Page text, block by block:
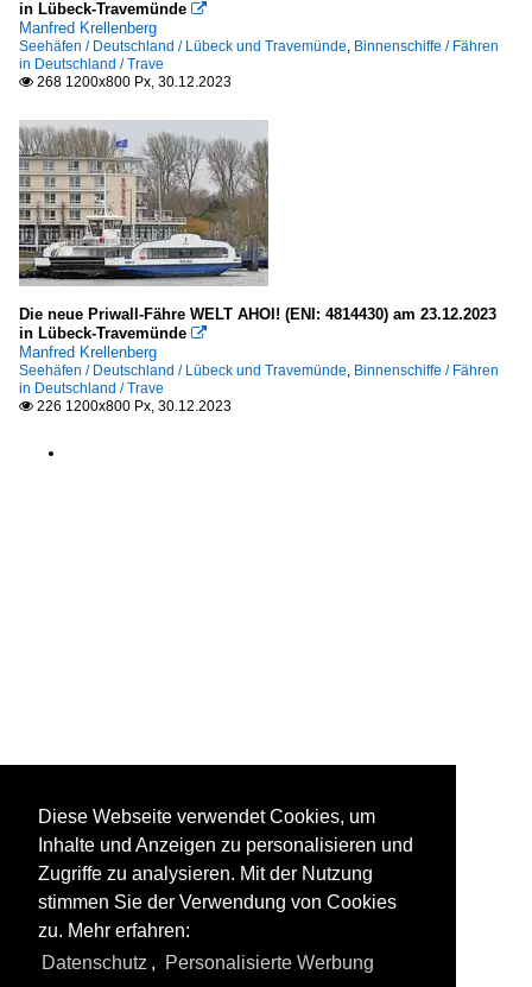
in Lübeck-Travemünde 
Manfred Krellenberg
Seehäfen / Deutschland / Lübeck und Travemünde Binnenschiffe / Fähren
in Deutschland / Trave
 268 1200x800 Px, 30.12.2023
Die neue Priwall-Fähre WELT AHOI! (ENI: 4814430) am 23.12.2023
in Lübeck-Travemünde 
Manfred Krellenberg
Seehäfen / Deutschland / Lübeck und Travemünde Binnenschiffe / Fähren
in Deutschland / Trave
 226 1200x800 Px, 30.12.2023
Diese Webseite verwendet Cookies, um
Inhalte und Anzeigen zu personalisieren und
Zugriffe zu analysieren. Mit der Nutzung
stimmen Sie der Verwendung von Cookies
zu. Mehr erfahren:
Datenschutz , Personalisierte Werbung